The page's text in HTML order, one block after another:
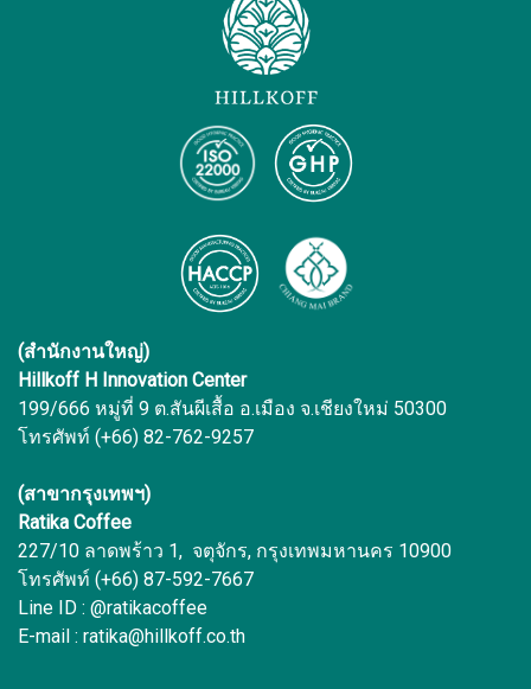
(สำนักงานใหญ่)
Hillkoff H Innovation Center
199/666 หมู่ที่ 9 ต.สันผีเสื้อ อ.เมือง จ.เชียงใหม่ 50300
โทรศัพท์ (+66) 82-762-9257
(สาขากรุงเทพฯ)
Ratika Coffee
227/10 ลาดพร้าว 1, จตุจักร, กรุงเทพมหานคร 10900
โทรศัพท์ (+66) 87-592-7667
Line ID : @ratikacoffee
E-mail : ratika@hillkoff.co.th